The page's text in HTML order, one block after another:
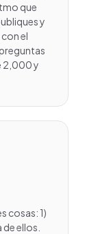
que
y
el
2,000 y
cosas: 1)
ellos.